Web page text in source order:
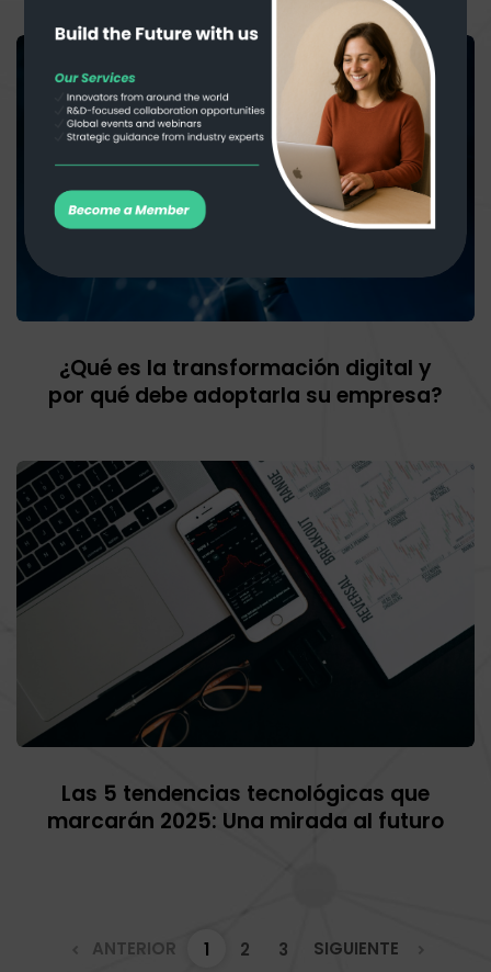
¿Qué es la transformación digital y
por qué debe adoptarla su empresa?
Las 5 tendencias tecnológicas que
marcarán 2025: Una mirada al futuro
ANTERIOR 1 2 3 SIGUIENTE